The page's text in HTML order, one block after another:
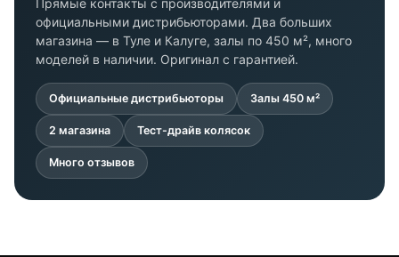
официальными дистрибьюторами. Два больших
магазина — в Туле и Калуге, залы по 450 м², много
моделей в наличии. Оригинал с гарантией.
Официальные дистрибьюторы Залы 450 м²
2 магазина Тест-драйв колясок
Много отзывов